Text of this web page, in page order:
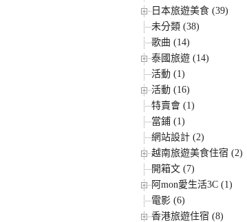
日本旅遊美食 (39)
未分類 (38)
歌曲 (14)
泰國旅遊 (14)
活動 (1)
活動 (16)
特賣會 (1)
當鋪 (1)
網站設計 (2)
越南旅遊美食住宿 (2)
開箱文 (7)
阿mon愛生活3C (1)
電影 (6)
香港旅遊住宿 (8)